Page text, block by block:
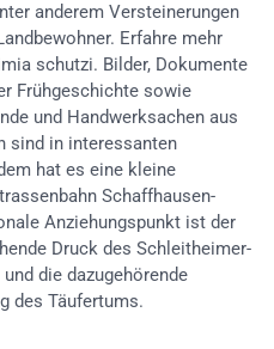
anderem Versteinerungen
Erfahre mehr
schutzi. Bilder, Dokumente
Frühgeschichte sowie
und Handwerksachen aus
sind in interessanten
hat es eine kleine
Schaffhausen-
Anziehungspunkt ist der
Druck des Schleitheimer-
die dazugehörende
des Täufertums.